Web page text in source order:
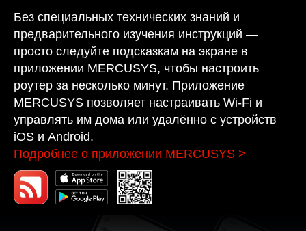
Без специальных технических знаний и
предварительного изучения инструкций —
просто следуйте подсказкам на экране в
приложении MERCUSYS, чтобы настроить
роутер за несколько минут. Приложение
MERCUSYS позволяет настраивать Wi-Fi и
управлять им дома или удалённо с устройств
iOS и Android.
Подробнее о приложении MERCUSYS >